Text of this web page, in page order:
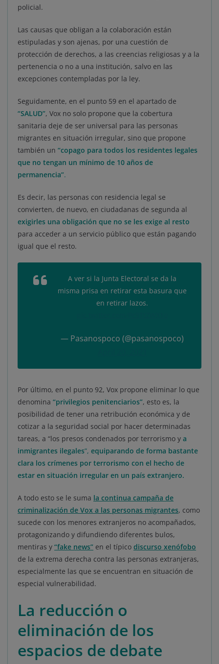
policial.
Las causas que obligan a la colaboración están
estipuladas y son ajenas, por una cuestión de
protección de derechos, a las creencias religiosas y a la
pertenencia o no a una institución, salvo en las
excepciones contempladas por la ley.
Seguidamente, en el punto 59 en el apartado de
“SALUD”, Vox no solo propone que la cobertura
sanitaria deje de ser universal para las personas
migrantes en situación irregular, sino que propone
también un “copago para todos los residentes legales
que no tengan un mínimo de 10 años de
permanencia”.
Es decir, las personas con residencia legal se
convierten, de nuevo, en ciudadanas de segunda al
exigirles una obligación que no se les exige al resto
para acceder a un servicio público que están pagando
igual que el resto.
A ver si la Junta Electoral se da la
misma prisa en retirar esta basura que
en retirar lazos.
— Pasanospoco (@pasanospoco)
Por último, en el punto 92, Vox propone eliminar lo que
denomina “privilegios penitenciarios”, esto es, la
posibilidad de tener una retribución económica y de
cotizar a la seguridad social por hacer determinadas
tareas, a “los presos condenados por terrorismo y a
inmigrantes ilegales”, equiparando de forma bastante
clara los crímenes por terrorismo con el hecho de
estar en situación irregular en un país extranjero.
A todo esto se le suma la continua campaña de
criminalización de Vox a las personas migrantes, como
sucede con los menores extranjeros no acompañados,
protagonizando y difundiendo diferentes bulos,
mentiras y “fake news” en el típico discurso xenófobo
de la extrema derecha contra las personas extranjeras,
especialmente las que se encuentran en situación de
especial vulnerabilidad.
La reducción o
eliminación de los
espacios de debate